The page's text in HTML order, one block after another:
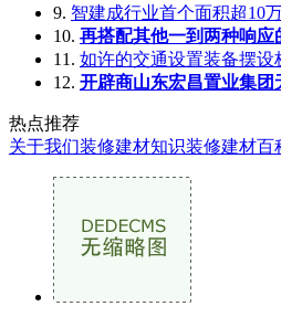
9. 智建成行业首个面积超10
10. 再搭配其他一到两种响应
11. 如许的交通设置装备摆设
12. 开辟商山东宏昌置业集团
热点推荐
关于我们装修建材知识装修建材百